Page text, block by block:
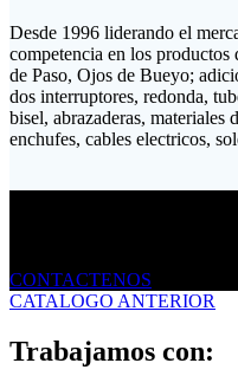
Desde 1996 liderando el
competencia en los
de Paso, Ojos de Bueyo;
dos interruptores, redonda,
bisel, abrazaderas, materiales
enchufes, cables electricos,
CONTACTENOS
CATALOGO ANTERIOR
Trabajamos con: